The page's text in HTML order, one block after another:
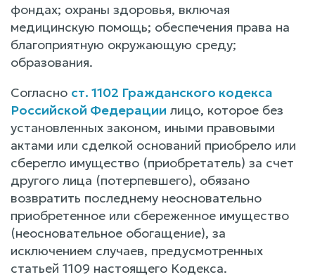
фондах; охраны здоровья, включая
медицинскую помощь; обеспечения права на
благоприятную окружающую среду;
образования.
Согласно ст. 1102 Гражданского кодекса
Российской Федерации лицо, которое без
установленных законом, иными правовыми
актами или сделкой оснований приобрело или
сберегло имущество (приобретатель) за счет
другого лица (потерпевшего), обязано
возвратить последнему неосновательно
приобретенное или сбереженное имущество
(неосновательное обогащение), за
исключением случаев, предусмотренных
статьей 1109 настоящего Кодекса.